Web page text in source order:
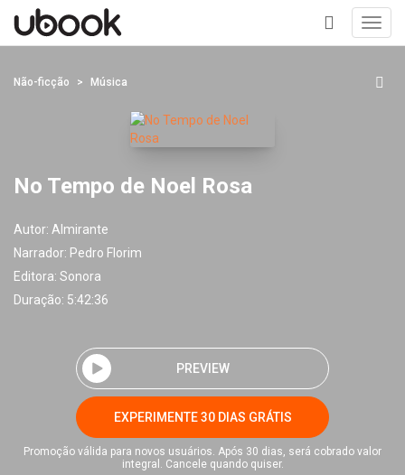
+
Não-ficção Música
No Tempo de Noel Rosa
Autor: Almirante
Narrador: Pedro Florim
Editora: Sonora
Duração: 5:42:36
PREVIEW
EXPERIMENTE 30 DIAS GRÁTIS
Promoção válida para novos usuários. Após 30 dias, será cobrado valor
integral. Cancele quando quiser.